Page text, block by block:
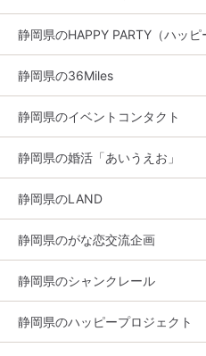
静岡県のHAPPY PARTY（ハッピ
静岡県の36Miles
静岡県のイベントコンタクト
静岡県の婚活「あいうえお」
静岡県のLAND
静岡県のがな恋交流企画
静岡県のシャンクレール
静岡県のハッピープロジェクト